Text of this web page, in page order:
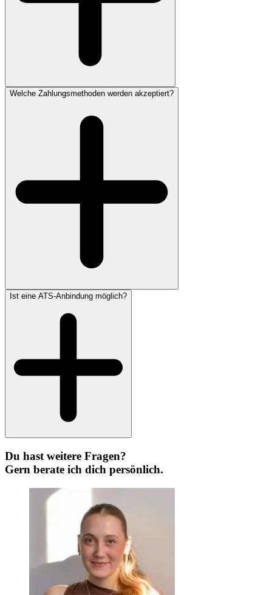
Welche Zahlungsmethoden werden akzeptiert?
Ist eine ATS-Anbindung möglich?
Du hast weitere Fragen?
Gern berate ich dich persönlich.